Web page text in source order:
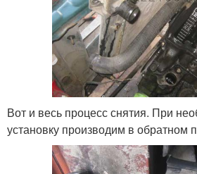
Вот и весь процесс снятия. При
установку производим в обратном